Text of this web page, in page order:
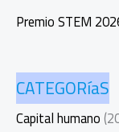
Premio STEM
CATEGORíaS
Capital humano